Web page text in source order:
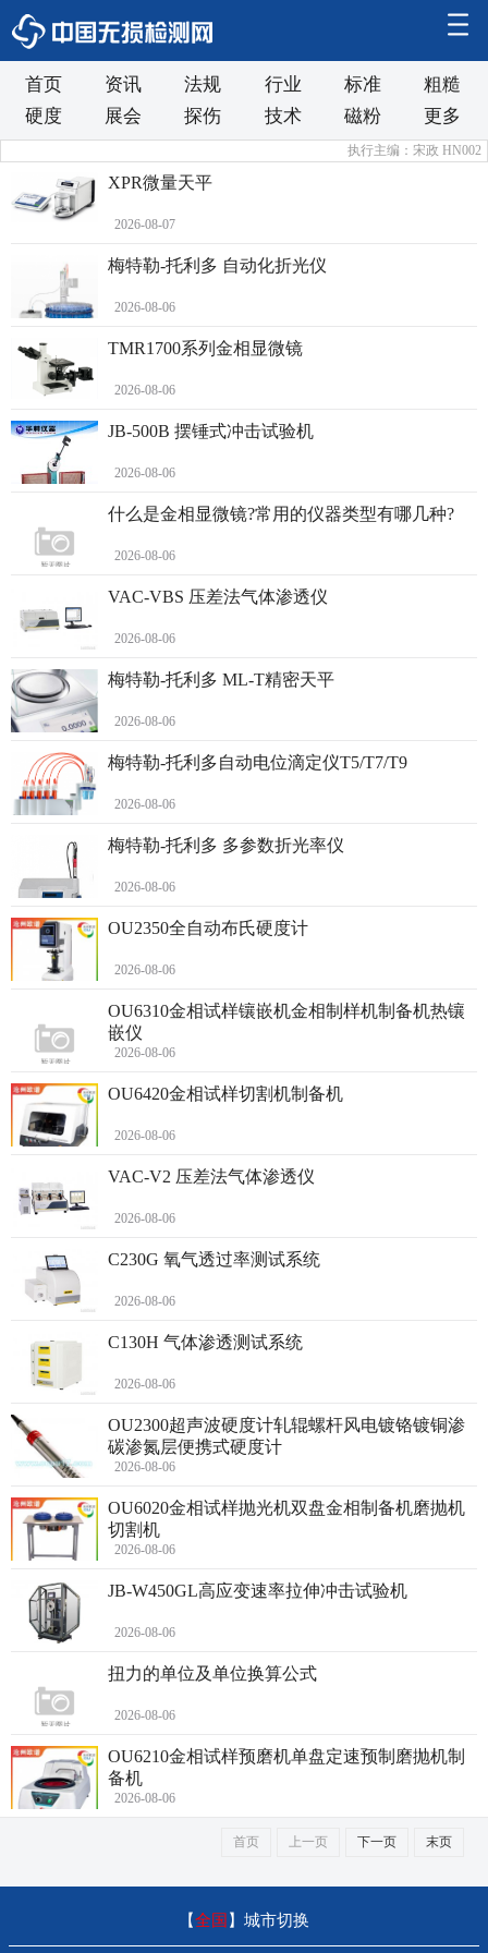
首页 资讯 法规 行业 标准
粗糙
硬度
展会 探伤 技术 磁粉 更多
执行主编：宋政 HN002
XPR微量天平
2026-08-07
梅特勒-托利多 自动化折光仪
2026-08-06
TMR1700系列金相显微镜
2026-08-06
JB-500B 摆锤式冲击试验机
2026-08-06
什么是金相显微镜?常用的仪器类型有哪几种?
2026-08-06
VAC-VBS 压差法气体渗透仪
2026-08-06
梅特勒-托利多 ML-T精密天平
2026-08-06
梅特勒-托利多自动电位滴定仪T5/T7/T9
2026-08-06
梅特勒-托利多 多参数折光率仪
2026-08-06
OU2350全自动布氏硬度计
2026-08-06
OU6310金相试样镶嵌机金相制样机制备机热镶
嵌仪
2026-08-06
OU6420金相试样切割机制备机
2026-08-06
VAC-V2 压差法气体渗透仪
2026-08-06
C230G 氧气透过率测试系统
2026-08-06
C130H 气体渗透测试系统
2026-08-06
OU2300超声波硬度计轧辊螺杆风电镀铬镀铜渗
碳渗氮层便携式硬度计
2026-08-06
OU6020金相试样抛光机双盘金相制备机磨抛机
切割机
2026-08-06
JB-W450GL高应变速率拉伸冲击试验机
2026-08-06
扭力的单位及单位换算公式
2026-08-06
OU6210金相试样预磨机单盘定速预制磨抛机制
备机
2026-08-06
首页 上一页 下一页 末页
【全国 】 城市切换